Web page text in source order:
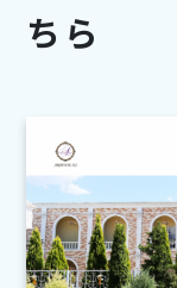
ちら